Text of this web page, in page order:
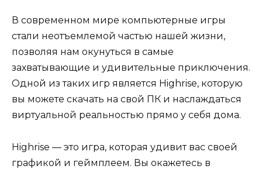
В современном мире компьютерные игры
стали неотъемлемой частью нашей жизни,
позволяя нам окунуться в самые
захватывающие и удивительные приключения.
Одной из таких игр является Highrise, которую
вы можете скачать на свой ПК и наслаждаться
виртуальной реальностью прямо у себя дома.
Highrise — это игра, которая удивит вас своей
графикой и геймплеем. Вы окажетесь в